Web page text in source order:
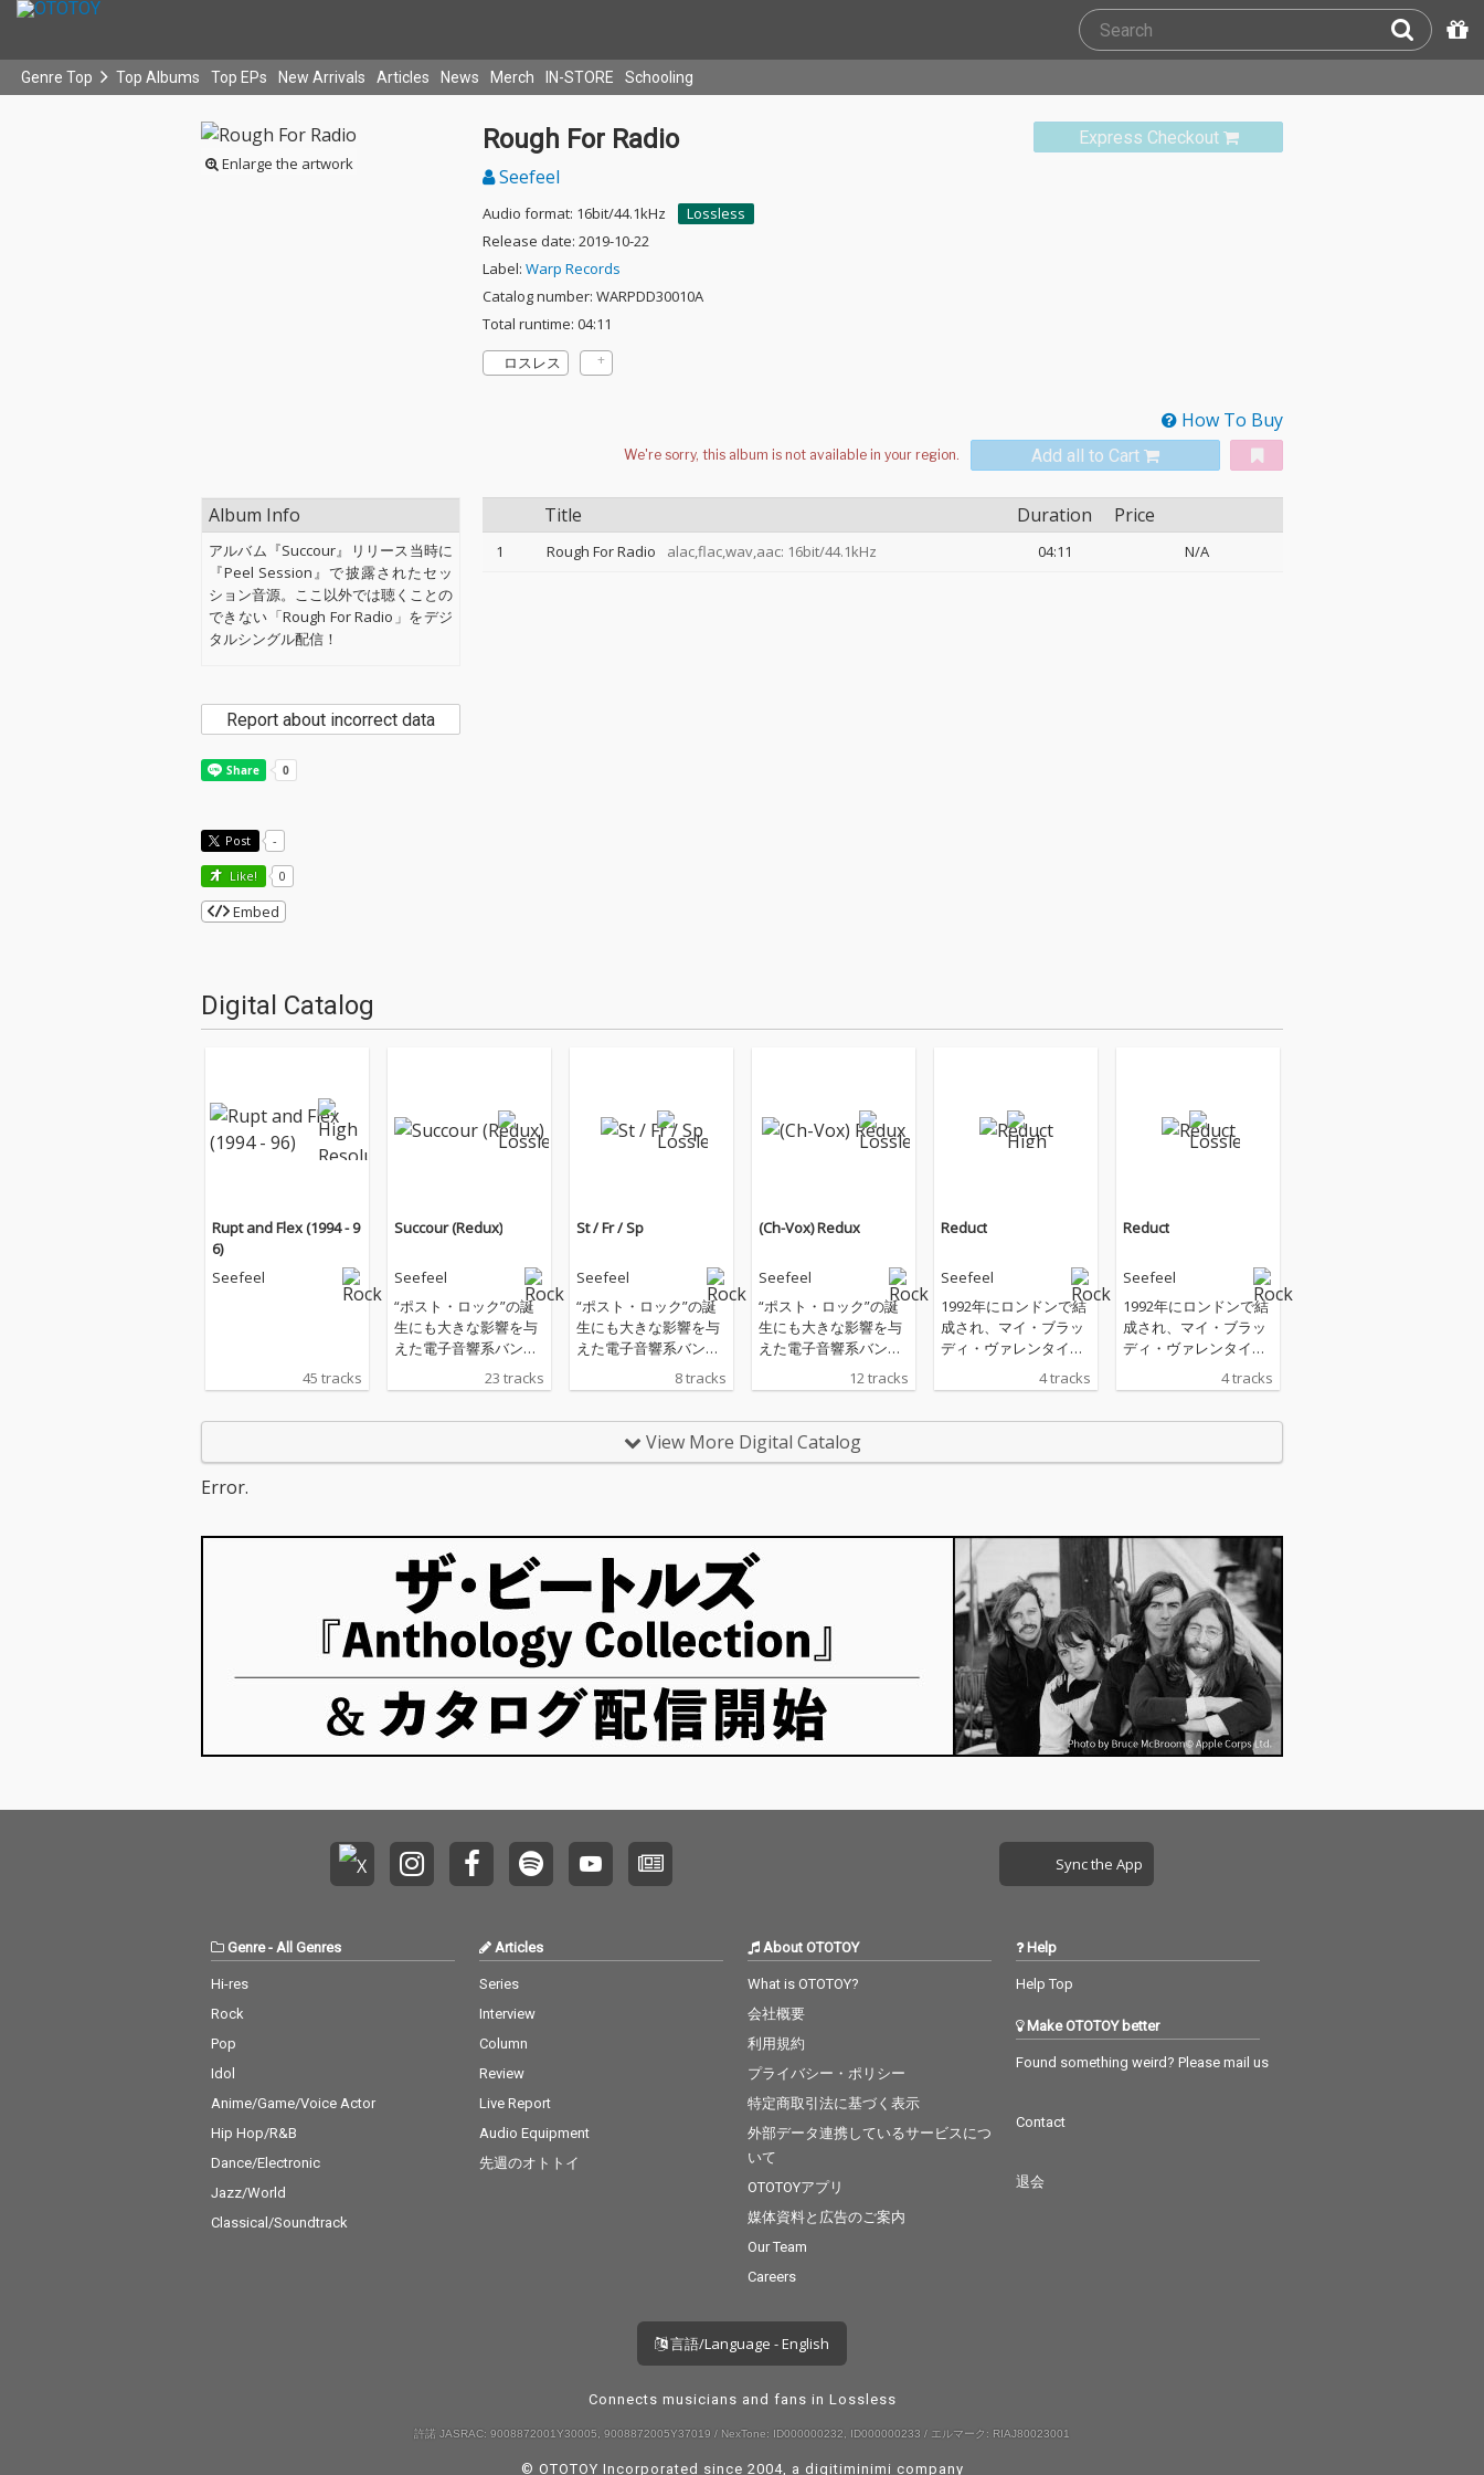
Genre Top Top Albums Top EPs New Arrivals Articles News Merch IN-STORE Schooling
Enlarge the artwork
Express Checkout
Rough For Radio
Seefeel
Audio format: 16bit/44.1kHz
Lossless
Release date: 2019-10-22
Label: Warp Records
Catalog number: WARPDD30010A
Total runtime: 04:11
ロスレス
How To Buy
Add all to Cart
Title Duration Price
1 Rough For Radio alac,flac,wav,aac: 16bit/44.1kHz 04:11 N/A
Album Info
アルバム『Succour』リリース当時に
『Peel Session』で披露されたセッ
ション音源。ここ以外では聴くことの
できない「Rough For Radio」をデジ
タルシングル配信！
Report about incorrect data
Post -
Like! 0
Embed
Digital Catalog
Rupt and Flex (1994 - 9
6)
Seefeel
45 tracks
Succour (Redux)
Seefeel
“ポスト・ロック”の誕
生にも大きな影響を与
えた電子音響系バンド
のパイオニア、シー フ
ィールが、90年代半ば
『St / Fr / Sp』の３タ
イトルを同時リリー
ス！
23 tracks
St / Fr / Sp
Seefeel
“ポスト・ロック”の誕
生にも大きな影響を与
えた電子音響系バンド
のパイオニア、シー フ
ィールが、90年代半ば
ex〉からリリースされ
た音源を再発！『Succ
『St / Fr / Sp』の３タ
イトルを同時リリー
ス！
8 tracks
(Ch-Vox) Redux
Seefeel
“ポスト・ロック”の誕
生にも大きな影響を与
えた電子音響系バンド
のパイオニア、シー フ
ィールが、90年代半ば
ex〉からリリースされ
た音源を再発！『Succ
『St / Fr / Sp』の３タ
イトルを同時リリー
12 tracks
Reduct
Seefeel
1992年にロンドンで結
成され、マイ・ブラッ
ディ・ヴァレンタイン
やスペースメン３のよ
うなシューゲイザー・
り出した彼らの３作品
『Succour (Redux)』
『St / Fr / Sp』『(Ch-V
ox) Redux』が同時リ
イシュー決定！各作品
の収録曲から４曲が選
定されたEP「Reduct」
をリリース！
4 tracks
Reduct
Seefeel
1992年にロンドンで結
成され、マイ・ブラッ
ディ・ヴァレンタイン
やスペースメン３のよ
うなシューゲイザー・
り出した彼らの３作品
『Succour (Redux)』
『St / Fr / Sp』『(Ch-V
ox) Redux』が同時リ
イシュー決定！各作品
の収録曲から４曲が選
定されたEP「Reduct」
をリリース！
4 tracks
View More Digital Catalog
Error.
Sync the App
Genre- All Genres
Hi-res
Rock
Pop
Idol
Anime/Game/Voice Actor
Hip Hop/R&B
Dance/Electronic
Jazz/World
Classical/Soundtrack
Articles
Series
Interview
Column
Review
Live Report
Audio Equipment
先週のオトトイ
About OTOTOY
What is OTOTOY?
会社概要
利用規約
プライバシー・ポリシー
特定商取引法に基づく表示
外部データ連携しているサービスにつ
いて
OTOTOYアプリ
媒体資料と広告のご案内
Our Team
Careers
Help
Help Top
Make OTOTOY better
Found something weird? Please mail us
Contact
退会
言語/Language - English
Connects musicians and fans in Lossless
許諾 JASRAC: 9008872001Y30005, 9008872005Y37019 / NexTone: ID000000232, ID000000233 / エルマーク: RIAJ80023001
© OTOTOY Incorporated since 2004, a digitiminimi company